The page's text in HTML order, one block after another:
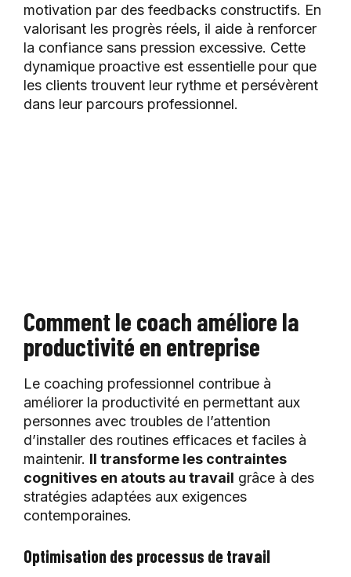
motivation par des feedbacks constructifs. En
valorisant les progrès réels, il aide à renforcer
la confiance sans pression excessive. Cette
dynamique proactive est essentielle pour que
les clients trouvent leur rythme et persévèrent
dans leur parcours professionnel.
Comment le coach améliore la
productivité en entreprise
Le coaching professionnel contribue à
améliorer la productivité en permettant aux
personnes avec troubles de l’attention
d’installer des routines efficaces et faciles à
maintenir. Il transforme les contraintes
cognitives en atouts au travail grâce à des
stratégies adaptées aux exigences
contemporaines.
Optimisation des processus de travail